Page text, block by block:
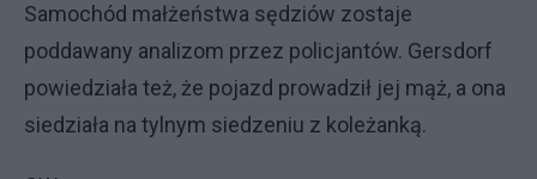
Samochód małżeństwa sędziów zostaje
poddawany analizom przez policjantów. Gersdorf
powiedziała też, że pojazd prowadził jej mąż, a ona
siedziała na tylnym siedzeniu z koleżanką.